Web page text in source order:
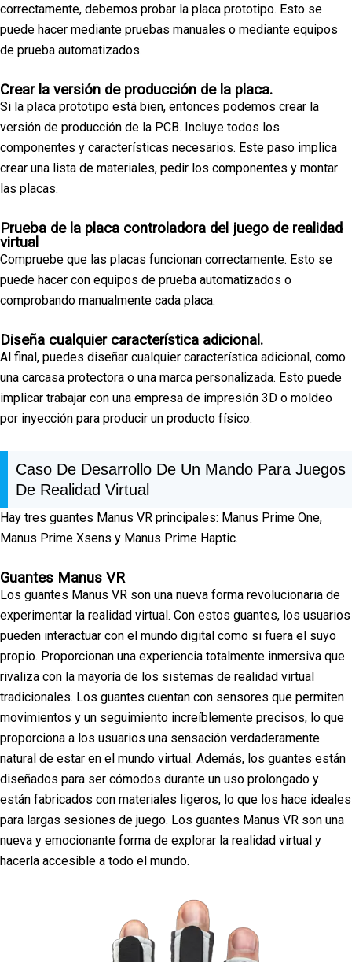
correctamente, debemos probar la placa prototipo. Esto se
puede hacer mediante pruebas manuales o mediante equipos
de prueba automatizados.
Crear la versión de producción de la placa.
Si la placa prototipo está bien, entonces podemos crear la
versión de producción de la PCB. Incluye todos los
componentes y características necesarios. Este paso implica
crear una lista de materiales, pedir los componentes y montar
las placas.
Prueba de la placa controladora del juego de realidad
virtual
Compruebe que las placas funcionan correctamente. Esto se
puede hacer con equipos de prueba automatizados o
comprobando manualmente cada placa.
Diseña cualquier característica adicional.
Al final, puedes diseñar cualquier característica adicional, como
una carcasa protectora o una marca personalizada. Esto puede
implicar trabajar con una empresa de impresión 3D o moldeo
por inyección para producir un producto físico.
Caso De Desarrollo De Un Mando Para Juegos
De Realidad Virtual
Hay tres guantes Manus VR principales: Manus Prime One,
Manus Prime Xsens y Manus Prime Haptic.
Guantes Manus VR
Los guantes Manus VR son una nueva forma revolucionaria de
experimentar la realidad virtual. Con estos guantes, los usuarios
pueden interactuar con el mundo digital como si fuera el suyo
propio. Proporcionan una experiencia totalmente inmersiva que
rivaliza con la mayoría de los sistemas de realidad virtual
tradicionales. Los guantes cuentan con sensores que permiten
movimientos y un seguimiento increíblemente precisos, lo que
proporciona a los usuarios una sensación verdaderamente
natural de estar en el mundo virtual. Además, los guantes están
diseñados para ser cómodos durante un uso prolongado y
están fabricados con materiales ligeros, lo que los hace ideales
para largas sesiones de juego. Los guantes Manus VR son una
nueva y emocionante forma de explorar la realidad virtual y
hacerla accesible a todo el mundo.